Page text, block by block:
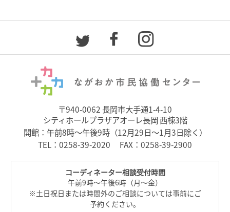
〒940-0062 長岡市大手通1-4-10
シティホールプラザアオーレ長岡 西棟3階
開館：午前8時～午後9時（12月29日～1月3日除く）
TEL： 0258-39-2020 FAX：0258-39-2900
コーディネーター相談受付時間
午前9時～午後6時（月～金）
※土日祝日または時間外のご相談については事前にご
予約ください。